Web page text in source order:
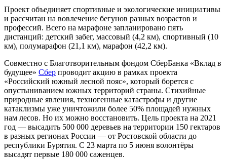
Проект объединяет спортивные и экологические инициативы
и рассчитан на вовлечение бегунов разных возрастов и
профессий. Всего на марафоне запланировано пять
дистанций: детский забег, массовый (4,2 км), спортивный (10
км), полумарафон (21,1 км), марафон (42,2 км).
Совместно с Благотворительным фондом СберБанка «Вклад в
будущее» Сбер проводит акцию в рамках проекта
«Российский южный лесной пояс», который борется с
опустыниванием южных территорий страны. Стихийные
природные явления, техногенные катастрофы и другие
катаклизмы уже уничтожили более 50% площадей нужных
нам лесов. Но их можно восстановить. Цель проекта на 2021
год — высадить 500 000 деревьев на территории 150 гектаров
в разных регионах России — от Ростовской области до
республики Бурятия. С 23 марта по 5 июня волонтёры
высадят первые 180 000 саженцев.